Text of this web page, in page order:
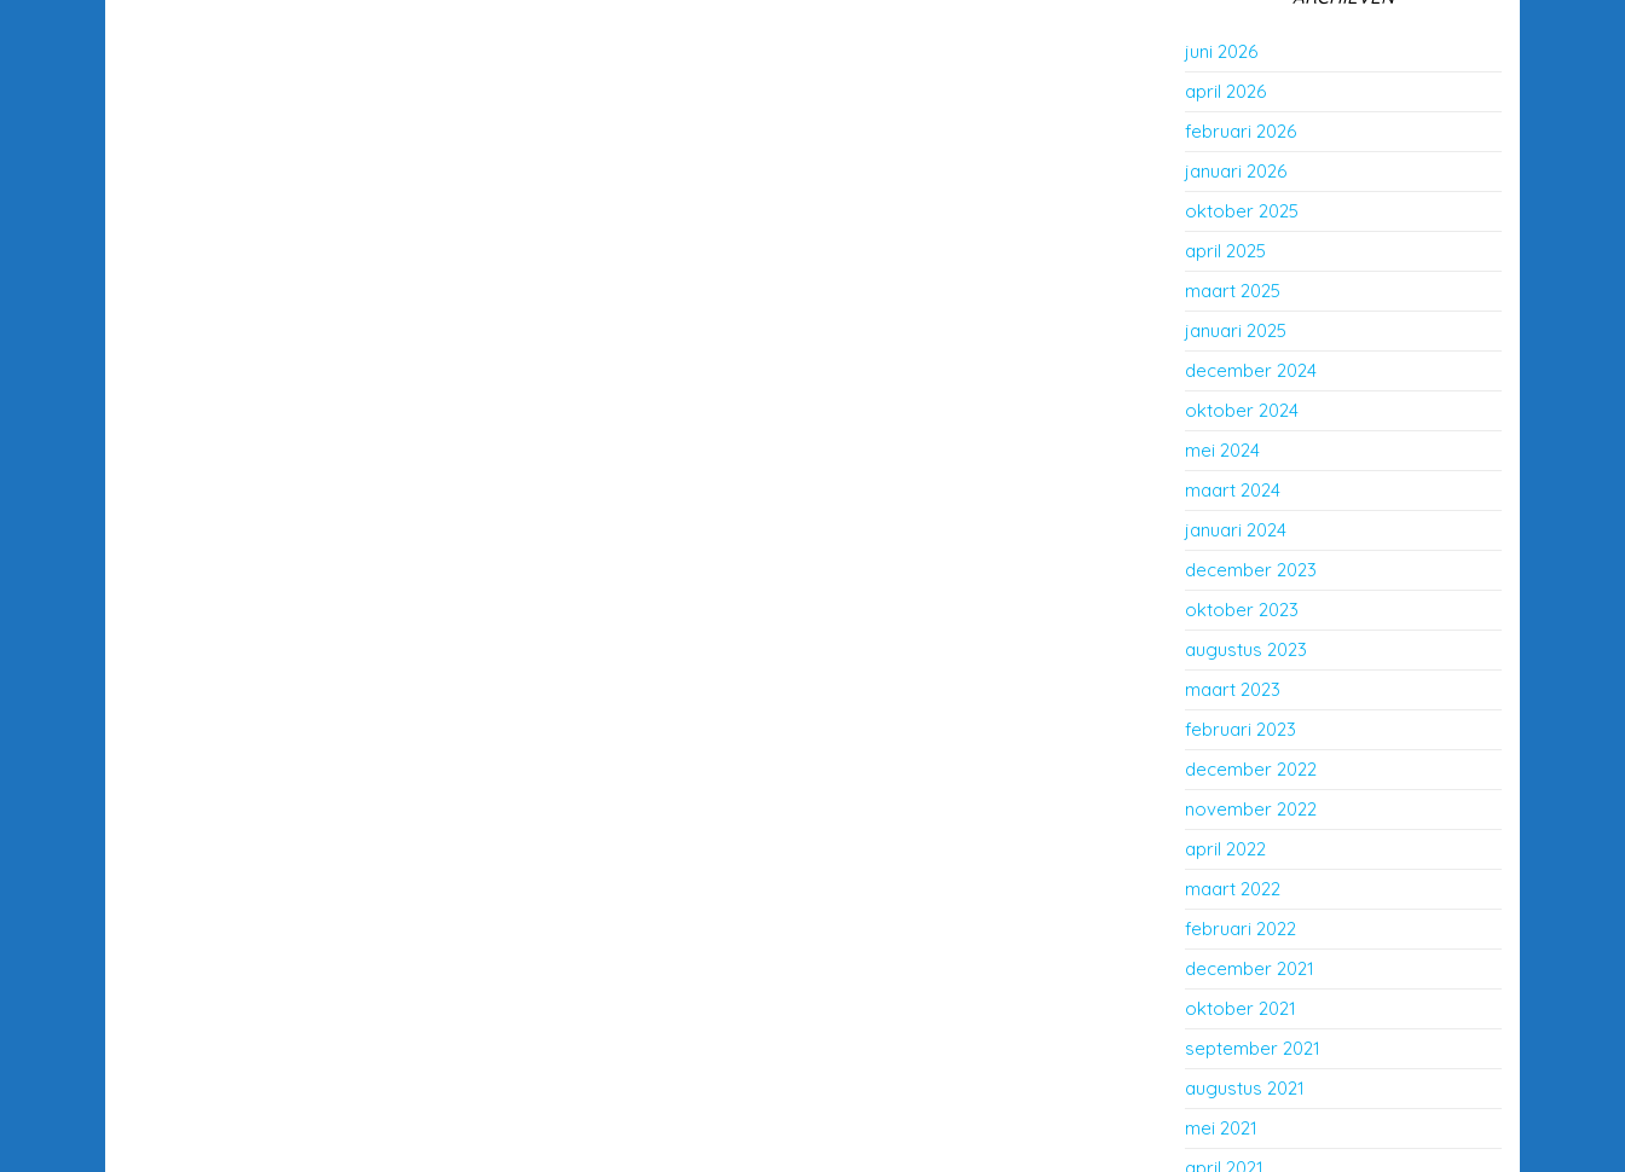
juni 2026
april 2026
februari 2026
januari 2026
oktober 2025
april 2025
maart 2025
januari 2025
december 2024
oktober 2024
mei 2024
maart 2024
januari 2024
december 2023
oktober 2023
augustus 2023
maart 2023
februari 2023
december 2022
november 2022
april 2022
maart 2022
februari 2022
december 2021
oktober 2021
september 2021
augustus 2021
mei 2021